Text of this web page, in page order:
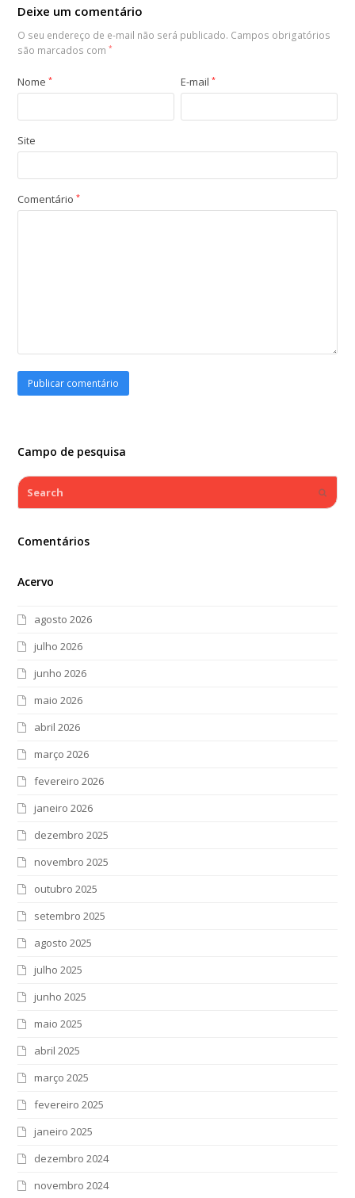
Deixe um comentário
O seu endereço de e-mail não será publicado. Campos obrigatórios
são marcados com*
Nome* E-mail*
Site
Comentário*
Campo de pesquisa
Search
Comentários
Acervo
agosto 2026
julho 2026
junho 2026
maio 2026
abril 2026
março 2026
fevereiro 2026
janeiro 2026
dezembro 2025
novembro 2025
outubro 2025
setembro 2025
agosto 2025
julho 2025
junho 2025
maio 2025
abril 2025
março 2025
fevereiro 2025
janeiro 2025
dezembro 2024
novembro 2024